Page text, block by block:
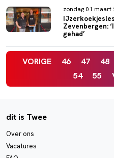
zondag 01 maart
Zevenbergen:
gehad’
VORIGE 46 47 48
54
55
dit is Twee
Over ons
Vacatures